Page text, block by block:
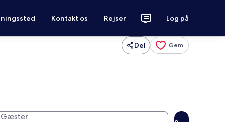
Kontakt os Rejser Log på
Del Gem
Gæster